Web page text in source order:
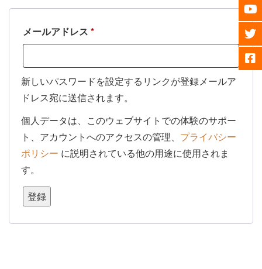
メールアドレス *必
須
新しいパスワードを設定するリンクが登録メールア
ドレス宛に送信されます。
個人データは、このウェブサイトでの体験のサポー
ト、アカウントへのアクセスの管理、 プライバシー
ポリシー に説明されている他の用途に使用されま
す。
登録